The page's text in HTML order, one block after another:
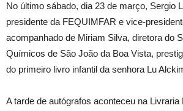
No último sábado, dia 23 de março, Sergio
presidente da FEQUIMFAR e vice-
acompanhado de Miriam Silva, diretora do
Químicos de São João da Boa Vista,
do primeiro livro infantil da senhora Lu
A tarde de autógrafos aconteceu na